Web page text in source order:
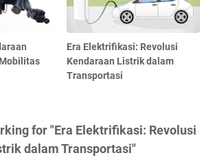
Era Elektrifikasi: Revolusi
Kendaraan Listrik dalam
Transportasi
for "Era Elektrifikasi: Revolusi
dalam Transportasi"